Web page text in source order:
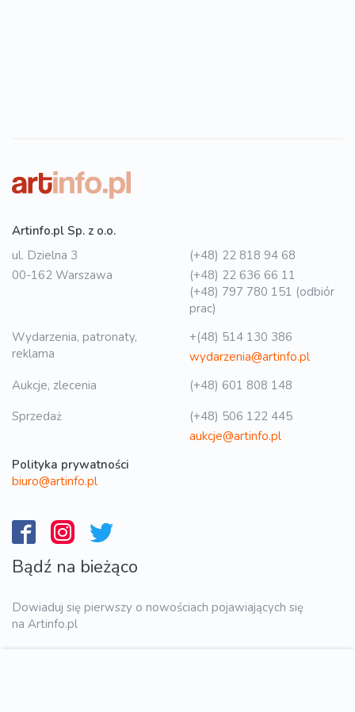
Artinfo.pl Sp. z o.o.
ul. Dzielna 3
00-162 Warszawa
(+48) 22 818 94 68
(+48) 22 636 66 11
(+48) 797 780 151 (odbiór
prac)
Wydarzenia, patronaty,
reklama
+(48) 514 130 386
wydarzenia@artinfo.pl
Aukcje, zlecenia
(+48) 601 808 148
Sprzedaż
(+48) 506 122 445
aukcje@artinfo.pl
Polityka prywatności
biuro@artinfo.pl
Bądź na bieżąco
Dowiaduj się pierwszy o nowościach pojawiających się
na Artinfo.pl